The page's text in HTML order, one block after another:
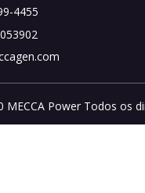
4455
MECCA Power Todos os